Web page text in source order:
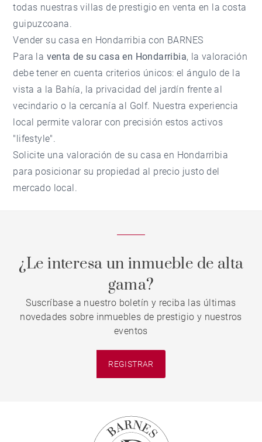
todas nuestrasvillas de prestigio en venta en la costa
guipuzcoana.
Vender su casa en Hondarribia con BARNES
Para la venta de su casa en Hondarribia, la valoración
debe tener en cuenta criterios únicos: el ángulo de la
vista a la Bahía, la privacidad del jardín frente al
vecindario o la cercanía al Golf. Nuestra experiencia
local permite valorar con precisión estos activos
"lifestyle".
Solicite una valoración de su casa en Hondarribia
para posicionar su propiedad al precio justo del
mercado local.
¿Le interesa un inmueble de alta
gama?
Suscríbase a nuestro boletín y reciba las últimas
novedades sobre inmuebles de prestigio y nuestros
eventos
REGISTRAR